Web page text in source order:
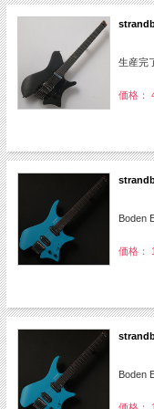
生産完
価格：
Boden
価格：
Boden